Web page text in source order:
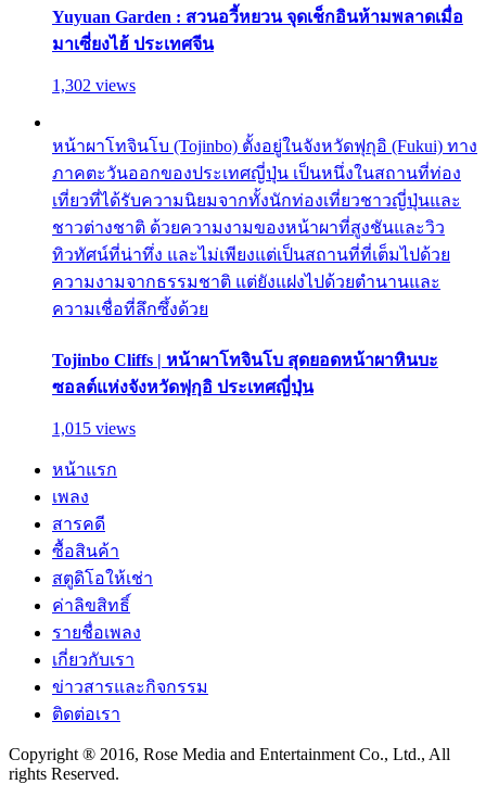
Yuyuan Garden : สวนอวี้หยวน จุดเช็กอินห้ามพลาดเมื่อ
มาเซี่ยงไฮ้ ประเทศจีน
1,302 views
หน้าผาโทจินโบ (Tojinbo) ตั้งอยู่ในจังหวัดฟุกุอิ (Fukui) ทาง
ภาคตะวันออกของประเทศญี่ปุ่น เป็นหนึ่งในสถานที่ท่อง
เที่ยวที่ได้รับความนิยมจากทั้งนักท่องเที่ยวชาวญี่ปุ่นและ
ชาวต่างชาติ ด้วยความงามของหน้าผาที่สูงชันและวิว
ทิวทัศน์ที่น่าทึ่ง และไม่เพียงแต่เป็นสถานที่ที่เต็มไปด้วย
ความงามจากธรรมชาติ แต่ยังแฝงไปด้วยตำนานและ
ความเชื่อที่ลึกซึ้งด้วย
Tojinbo Cliffs | หน้าผาโทจินโบ สุดยอดหน้าผาหินบะ
ซอลต์แห่งจังหวัดฟุกุอิ ประเทศญี่ปุ่น
1,015 views
หน้าแรก
เพลง
สารคดี
ซื้อสินค้า
สตูดิโอให้เช่า
ค่าลิขสิทธิ์
รายชื่อเพลง
เกี่ยวกับเรา
ข่าวสารและกิจกรรม
ติดต่อเรา
Copyright ® 2016, Rose Media and Entertainment Co., Ltd., All
rights Reserved.